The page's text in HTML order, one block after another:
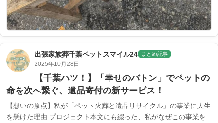
出張家族葬千葉ペットスマイル24 まとめ記事
2025年10月28日
【千葉ハツ！】「幸せのバトン」でペットの
命を次へ繋ぐ、遺品寄付の新サービス！
【想いの原点】私が「ペット火葬と遺品リサイクル」の事業に人生
を懸けた理由 プロジェクト本文にも綴った、私がなぜこの事業を